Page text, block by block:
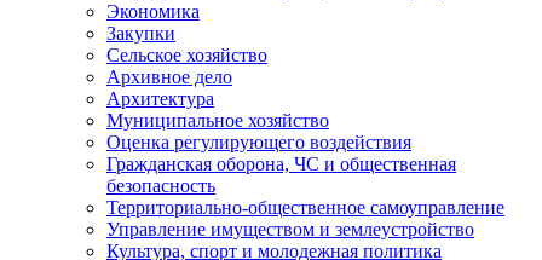
Экономика
Закупки
Сельское хозяйство
Архивное дело
Архитектура
Муниципальное хозяйство
Оценка регулирующего воздействия
Гражданская оборона, ЧС и общественная
безопасность
Территориально-общественное самоуправление
Управление имуществом и землеустройство
Культура, спорт и молодежная политика